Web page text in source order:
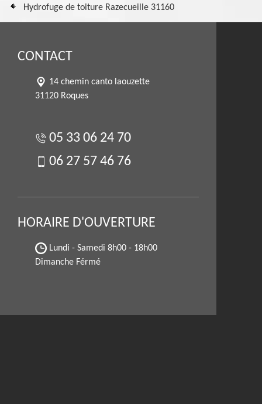
Hydrofuge de toiture Razecueille 31160
CONTACT
14 chemin canto laouzette
31120 Roques
05 33 06 24 70
06 27 57 46 76
HORAIRE D'OUVERTURE
Lundi - Samedi 8h00 - 18h00
Dimanche Férmé